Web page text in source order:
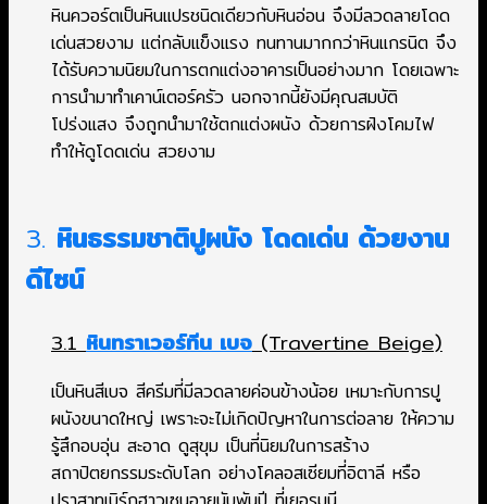
หินควอร์ตเป็นหินแปรชนิดเดียวกับหินอ่อน จึงมีลวดลายโดด
เด่นสวยงาม แต่กลับแข็งแรง ทนทานมากกว่าหินแกรนิต จึง
ได้รับความนิยมในการตกแต่งอาคารเป็นอย่างมาก โดยเฉพาะ
การนำมาทำเคาน์เตอร์ครัว นอกจากนี้ยังมีคุณสมบัติ
โปร่งแสง จึงถูกนำมาใช้ตกแต่งผนัง ด้วยการฝังโคมไฟ
ทำให้ดูโดดเด่น สวยงาม
3. หินธรรมชาติปูผนัง โดดเด่น ด้วยงาน
ดีไซน์
3.1 หินทราเวอร์ทีน เบจ (Travertine Beige)
เป็นหินสีเบจ สีครีมที่มีลวดลายค่อนข้างน้อย เหมาะกับการปู
ผนังขนาดใหญ่ เพราะจะไม่เกิดปัญหาในการต่อลาย ให้ความ
รู้สึกอบอุ่น สะอาด ดูสุขุม เป็นที่นิยมในการสร้าง
สถาปัตยกรรมระดับโลก อย่างโคลอสเซียมที่อิตาลี หรือ